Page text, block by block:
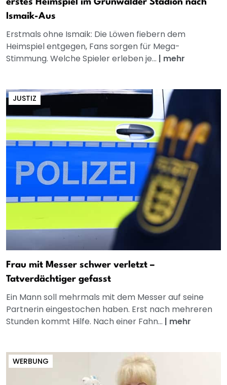
erstes Heimspiel im Grünwalder Stadion nach
Ismaik-Aus
Erstmals ohne Ismaik: Die Löwen fiebern dem
Heimspiel entgegen, Fans sorgen für Mega-
Stimmung. Welche Spieler erleben je... | mehr
JUSTIZ
Frau mit Messer schwer verletzt –
Tatverdächtiger gefasst
Ein Mann soll mehrmals mit dem Messer auf seine
Partnerin eingestochen haben. Erst nach mehreren
Stunden kommt Hilfe. Nach einer Fahn... | mehr
WERBUNG